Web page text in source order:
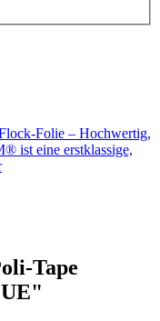
Folie – Hochwertig,
ist eine erstklassige,
Tape